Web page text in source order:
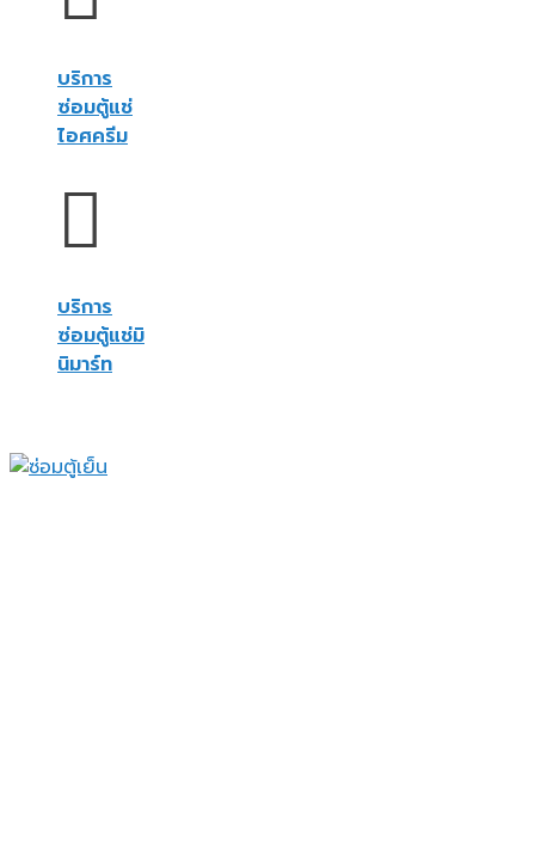
บริการ
ซ่อมตู้แช่
ไอศครีม
บริการ
ซ่อมตู้แช่มิ
นิมาร์ท